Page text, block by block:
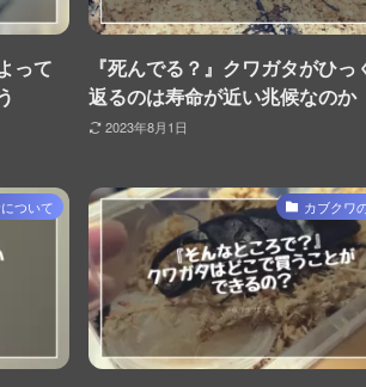
って
『死んでる？』クワガタがひっ
返るのは寿命が近い兆候なのか
2023年8月1日
ついて カブクワ